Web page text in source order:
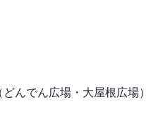
んでん広場・大屋根広場）